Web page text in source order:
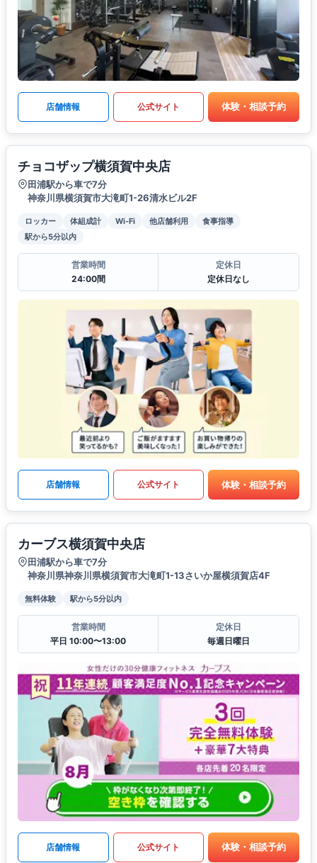
店舗情報 公式サイト 体験・相談予約
チョコザップ横須賀中央店
田浦駅から車で7分
神奈川県横須賀市大滝町1-26清水ビル2F
ロッカー 体組成計 Wi-Fi 他店舗利用
食事指導
駅から5分以内
営業時間
24:00間
定休日
定休日なし
店舗情報 公式サイト 体験・相談予約
カーブス横須賀中央店
田浦駅から車で7分
神奈川県神奈川県横須賀市大滝町1-13さいか屋横須賀店4F
無料体験 駅から5分以内
営業時間
平日 10:00〜13:00
定休日
毎週日曜日
店舗情報 公式サイト 体験・相談予約